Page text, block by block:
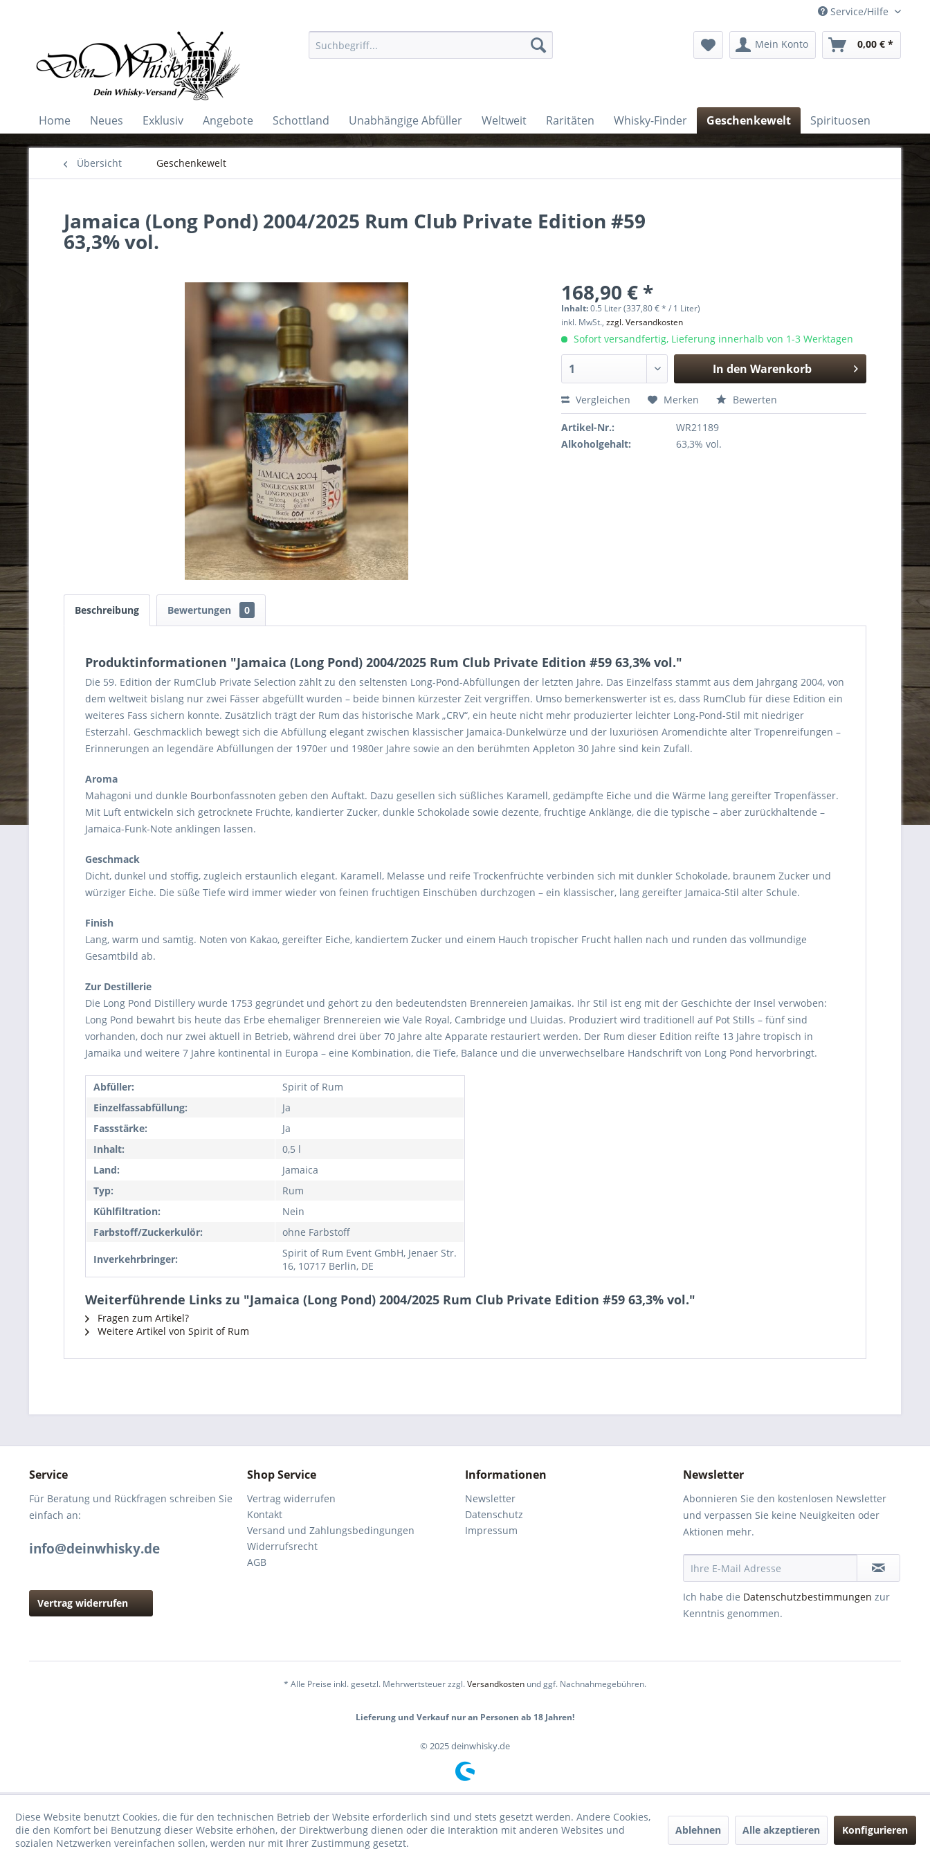
Service/Hilfe
Mein Konto 0,00 € *
Home Neues Exklusiv Angebote Schottland Unabhängige Abfüller Weltweit Raritäten Whisky-Finder Geschenkewelt Spirituosen
Übersicht Geschenkewelt
Jamaica (Long Pond) 2004/2025 Rum Club Private Edition #59
63,3% vol.
168,90 € *
Inhalt:0.5 Liter (337,80 € * / 1 Liter)
inkl. MwSt.,zzgl. Versandkosten
Sofort versandfertig, Lieferung innerhalb von 1-3 Werktagen
In den Warenkorb
Hinzugefügt
Vergleichen Merken Bewerten
Artikel-Nr.:
WR21189
Alkoholgehalt:
63,3% vol.
Beschreibung Bewertungen 0
Produktinformationen "Jamaica (Long Pond) 2004/2025 Rum Club Private Edition #59 63,3% vol."
Die 59. Edition der RumClub Private Selection zählt zu den seltensten Long-Pond-Abfüllungen der letzten Jahre. Das Einzelfass stammt aus dem Jahrgang 2004, von
dem weltweit bislang nur zwei Fässer abgefüllt wurden – beide binnen kürzester Zeit vergriffen. Umso bemerkenswerter ist es, dass RumClub für diese Edition ein
weiteres Fass sichern konnte. Zusätzlich trägt der Rum das historische Mark „CRV“, ein heute nicht mehr produzierter leichter Long-Pond-Stil mit niedriger
Esterzahl. Geschmacklich bewegt sich die Abfüllung elegant zwischen klassischer Jamaica-Dunkelwürze und der luxuriösen Aromendichte alter Tropenreifungen –
Erinnerungen an legendäre Abfüllungen der 1970er und 1980er Jahre sowie an den berühmten Appleton 30 Jahre sind kein Zufall.
Aroma
Mahagoni und dunkle Bourbonfassnoten geben den Auftakt. Dazu gesellen sich süßliches Karamell, gedämpfte Eiche und die Wärme lang gereifter Tropenfässer.
Mit Luft entwickeln sich getrocknete Früchte, kandierter Zucker, dunkle Schokolade sowie dezente, fruchtige Anklänge, die die typische – aber zurückhaltende –
Jamaica-Funk-Note anklingen lassen.
Geschmack
Dicht, dunkel und stoffig, zugleich erstaunlich elegant. Karamell, Melasse und reife Trockenfrüchte verbinden sich mit dunkler Schokolade, braunem Zucker und
würziger Eiche. Die süße Tiefe wird immer wieder von feinen fruchtigen Einschüben durchzogen – ein klassischer, lang gereifter Jamaica-Stil alter Schule.
Finish
Lang, warm und samtig. Noten von Kakao, gereifter Eiche, kandiertem Zucker und einem Hauch tropischer Frucht hallen nach und runden das vollmundige
Gesamtbild ab.
Zur Destillerie
Die Long Pond Distillery wurde 1753 gegründet und gehört zu den bedeutendsten Brennereien Jamaikas. Ihr Stil ist eng mit der Geschichte der Insel verwoben:
Long Pond bewahrt bis heute das Erbe ehemaliger Brennereien wie Vale Royal, Cambridge und Lluidas. Produziert wird traditionell auf Pot Stills – fünf sind
vorhanden, doch nur zwei aktuell in Betrieb, während drei über 70 Jahre alte Apparate restauriert werden. Der Rum dieser Edition reifte 13 Jahre tropisch in
Jamaika und weitere 7 Jahre kontinental in Europa – eine Kombination, die Tiefe, Balance und die unverwechselbare Handschrift von Long Pond hervorbringt.
Abfüller:
Spirit of Rum
Einzelfassabfüllung:
Ja
Fassstärke:
Ja
Inhalt:
0,5 l
Land:
Jamaica
Typ:
Rum
Kühlfiltration:
Nein
Farbstoff/Zuckerkulör:
ohne Farbstoff
Inverkehrbringer:
Spirit of Rum Event GmbH, Jenaer Str.
16, 10717 Berlin, DE
Weiterführende Links zu "Jamaica (Long Pond) 2004/2025 Rum Club Private Edition #59 63,3% vol."
Fragen zum Artikel?
Weitere Artikel von Spirit of Rum
Service
Für Beratung und Rückfragen schreiben Sie
einfach an:
info@deinwhisky.de
Vertrag widerrufen
Shop Service
Vertrag widerrufen
Kontakt
Versand und Zahlungsbedingungen
Widerrufsrecht
AGB
Informationen
Newsletter
Datenschutz
Impressum
Newsletter
Abonnieren Sie den kostenlosen Newsletter
und verpassen Sie keine Neuigkeiten oder
Aktionen mehr.
Ich habe die Datenschutzbestimmungen zur
Kenntnis genommen.
* Alle Preise inkl. gesetzl. Mehrwertsteuer zzgl.Versandkosten und ggf. Nachnahmegebühren.
Lieferung und Verkauf nur an Personen ab 18 Jahren!
© 2025 deinwhisky.de
Diese Website benutzt Cookies, die für den technischen Betrieb der Website erforderlich sind und stets gesetzt werden. Andere Cookies,
die den Komfort bei Benutzung dieser Website erhöhen, der Direktwerbung dienen oder die Interaktion mit anderen Websites und
sozialen Netzwerken vereinfachen sollen, werden nur mit Ihrer Zustimmung gesetzt.
Ablehnen Alle akzeptieren Konfigurieren